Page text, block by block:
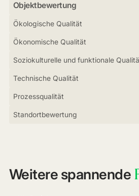
Objektbewertung
Ökologische Qualität
Ökonomische Qualität
Soziokulturelle und funktionale
Technische Qualität
Prozessqualität
Standortbewertung
Weitere spannende